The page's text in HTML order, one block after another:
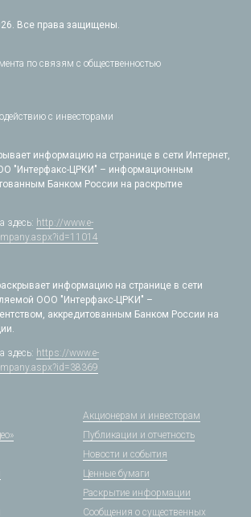
Все права защищены.
по связям с общественностью
с инвесторами
информацию на странице в сети Интернет,
"Интерфакс-ЦРКИ" – информационным
Банком России на раскрытие
здесь: http://www.e-
информацию на странице в сети
ООО "Интерфакс-ЦРКИ" –
аккредитованным Банком России на
здесь: https://www.e-
Акционерам и инвесторам
Публикации и отчетность
Новости и события
Ценные бумаги
Раскрытие информации
Сообщения о существенных